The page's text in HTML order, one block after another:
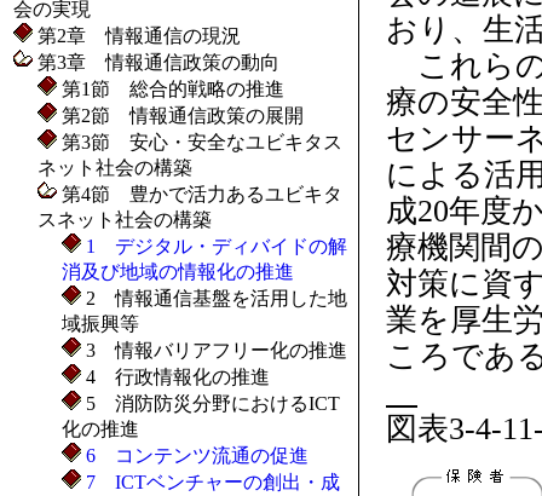
会の実現
第2章 情報通信の現況
第3章 情報通信政策の動向
第1節 総合的戦略の推進
第2節 情報通信政策の展開
第3節 安心・安全なユビキタス
ネット社会の構築
第4節 豊かで活力あるユビキタ
スネット社会の構築
1 デジタル・ディバイドの解
消及び地域の情報化の推進
2 情報通信基盤を活用した地
域振興等
3 情報バリアフリー化の推進
4 行政情報化の推進
5 消防防災分野におけるICT
化の推進
6 コンテンツ流通の促進
7 ICTベンチャーの創出・成
おり、生
これら
療の安全
センサー
による活
成20年度
療機関間
対策に資
業を厚生
ころであ
図表3-4-